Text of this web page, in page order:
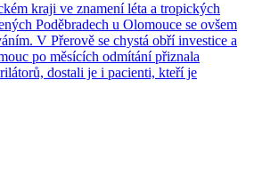
kraji ve znamení léta a tropických
Poděbradech u Olomouce se ovšem
V Přerově se chystá obří investice a
po měsících odmítání přiznala
dostali je i pacienti, kteří je